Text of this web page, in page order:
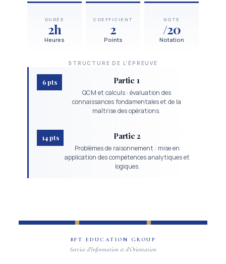
DURÉE
2h
Heures
COEFFICIENT
2
Points
NOTE
/20
Notation
STRUCTURE DE L'ÉPREUVE
6 pts Partie 1
QCM et calculs : évaluation des
connaissances fondamentales et de la
maîtrise des opérations.
14 pts Partie 2
Problèmes de raisonnement : mise en
application des compétences analytiques et
logiques.
BFT EDUCATION GROUP
Service d'Information et d'Orientation